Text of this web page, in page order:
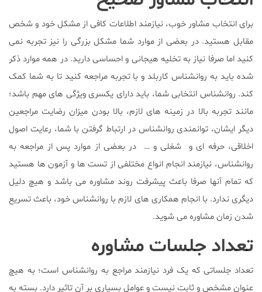
برای انتخاب مشاور خوب، نیازمند اطلاعات کافی از مشکل خود و شخص
مقابل هستید. در بعضی از موارد شما مشکل بزرگی را نیز تجربه نمی
کنید اما صرفا نیاز به تخلیه هیجانی و احساسی دارید. در همه موارد ذکر
شده باید به روانشناس کاربلد و با تجربه مراجعه کنید تا به شما کمک
کند. روانشناس انتخابی شما، باید دارای یکسری ویژگی های مهم باشد؛
مانند تجربه بالا در زمینه های لازم، بالا بودن میزان رضایت مراجعین
دیگر ایشان، توانمندی روانشناس در ارتباط گرفتن با شما، رعایت اصول
اخلاقی، حرفه ای و شغلی و … در بعضی از موارد پس از مراجعه به
روانشناس، نیازمند انجام انواع مختلفی از تست ها و آزمون ها هستید
که تمام آنها صرفا باعث پیشرفت روند مشاوره می باشد و هیچ دلیل
دیگری ندارد. با انجام همکاری های لازم با روانشناس خود، باعث تسریع
شدن زمان مشاوره می شوید.
تعداد جلسات مشاوره
تعداد جلساتی که یک فرد نیازمند مراجع به روانشناس است؛ به هیچ
عنوان مشخص و ثابت نیست و عوامل بسیاری بر آن تاثیر دارد. بسته به